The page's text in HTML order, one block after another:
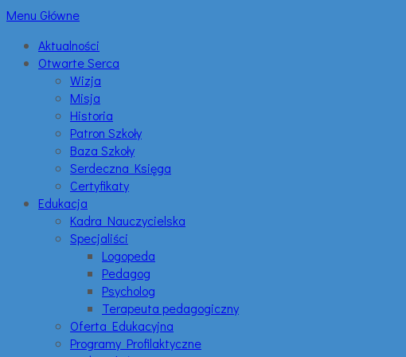
Menu Główne
Aktualności
Otwarte Serca
Wizja
Misja
Historia
Patron Szkoły
Baza Szkoły
Serdeczna Księga
Certyfikaty
Edukacja
Kadra Nauczycielska
Specjaliści
Logopeda
Pedagog
Psycholog
Terapeuta pedagogiczny
Oferta Edukacyjna
Programy Profilaktyczne